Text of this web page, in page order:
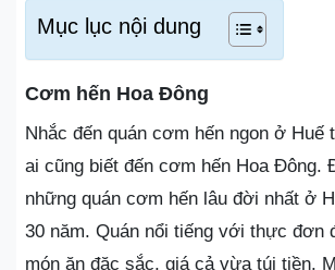
Mục lục nội dung
Cơm hến Hoa Đông
Nhắc đến quán cơm hến ngon ở Huế
ai cũng biết đến cơm hến Hoa Đông.
những quán cơm hến lâu đời nhất ở
30 năm. Quán nổi tiếng với thực đơn
món ăn đặc sắc, giá cả vừa túi tiền.